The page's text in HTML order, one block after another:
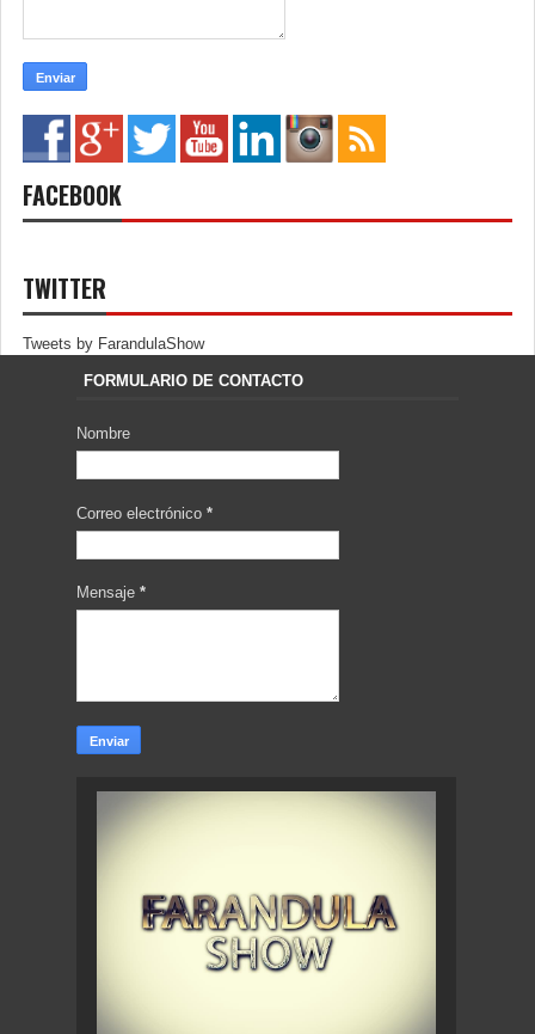
FACEBOOK
TWITTER
Tweets by FarandulaShow
FORMULARIO DE CONTACTO
Nombre
Correo electrónico *
Mensaje *